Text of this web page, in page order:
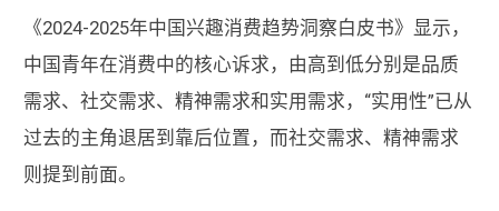
《2024-2025年中国兴趣消费趋势洞察白皮书》显示，
中国青年在消费中的核心诉求，由高到低分别是品质
需求、社交需求、精神需求和实用需求，“实用性”已从
过去的主角退居到靠后位置，而社交需求、精神需求
则提到前面。